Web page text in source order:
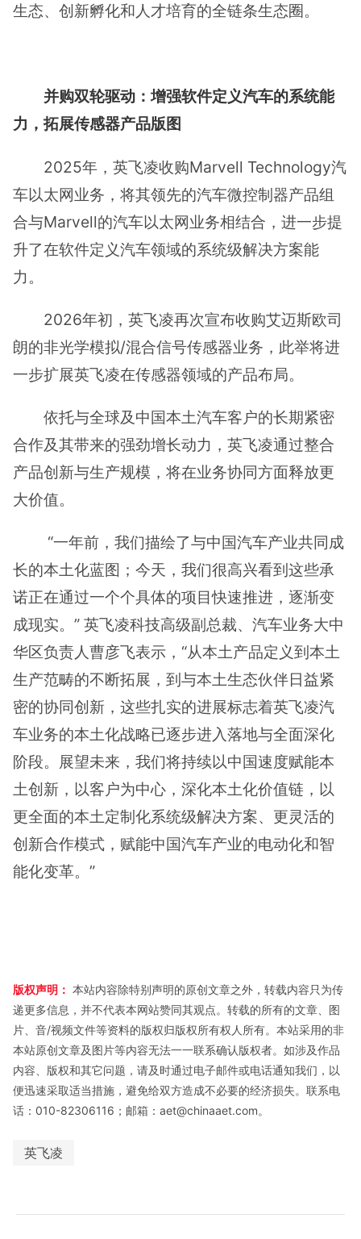
生态、创新孵化和人才培育的全链条生态圈。
并购双轮驱动：增强软件定义汽车的系统能
力，拓展传感器产品版图
2025年，英飞凌收购Marvell Technology汽
车以太网业务，将其领先的汽车微控制器产品组
合与Marvell的汽车以太网业务相结合，进一步提
升了在软件定义汽车领域的系统级解决方案能
力。
2026年初，英飞凌再次宣布收购艾迈斯欧司
朗的非光学模拟/混合信号传感器业务，此举将进
一步扩展英飞凌在传感器领域的产品布局。
依托与全球及中国本土汽车客户的长期紧密
合作及其带来的强劲增长动力，英飞凌通过整合
产品创新与生产规模，将在业务协同方面释放更
大价值。
“一年前，我们描绘了与中国汽车产业共同成
长的本土化蓝图；今天，我们很高兴看到这些承
诺正在通过一个个具体的项目快速推进，逐渐变
成现实。” 英飞凌科技高级副总裁、汽车业务大中
华区负责人曹彦飞表示，“从本土产品定义到本土
生产范畴的不断拓展，到与本土生态伙伴日益紧
密的协同创新，这些扎实的进展标志着英飞凌汽
车业务的本土化战略已逐步进入落地与全面深化
阶段。展望未来，我们将持续以中国速度赋能本
土创新，以客户为中心，深化本土化价值链，以
更全面的本土定制化系统级解决方案、更灵活的
创新合作模式，赋能中国汽车产业的电动化和智
能化变革。”
版权声明： 本站内容除特别声明的原创文章之外，转载内容只为传
递更多信息，并不代表本网站赞同其观点。转载的所有的文章、图
片、音/视频文件等资料的版权归版权所有权人所有。本站采用的非
本站原创文章及图片等内容无法一一联系确认版权者。如涉及作品
内容、版权和其它问题，请及时通过电子邮件或电话通知我们，以
便迅速采取适当措施，避免给双方造成不必要的经济损失。联系电
话：010-82306116；邮箱：aet@chinaaet.com。
英飞凌